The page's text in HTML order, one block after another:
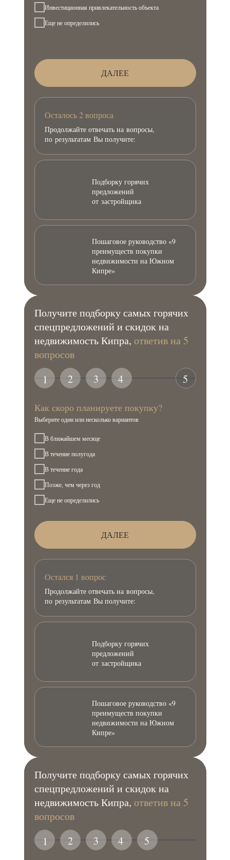
Подборку горячих
предложений
от застройщика
Пошаговое руководство «9
преимуществ покупки
недвижимости на Южном
Кипре»
Осталось 2 вопроса
Продолжайте отвечать на вопросы,
по результатам Вы получите:
Инвестиционная привлекательность объекта
Еще не определились
ДАЛЕЕ
Подборку горячих
предложений
от застройщика
5
4
3
2
Пошаговое руководство «9
преимуществ покупки
недвижимости на Южном
Кипре»
1
Остался 1 вопрос
Продолжайте отвечать на вопросы,
по результатам Вы получите:
Получите подборку самых горячих
спецпредложений и скидок на
недвижимость Кипра, ответив на 5
вопросов
Как скоро планируете покупку?
Выберите один или несколько вариантов
В ближайшем месяце
В течение полугода
В течение года
Позже, чем через год
Еще не определились
ДАЛЕЕ
Получите подборку самых горячих
спецпредложений и скидок на
недвижимость Кипра, ответив на 5
вопросов
1
2
3 4 5